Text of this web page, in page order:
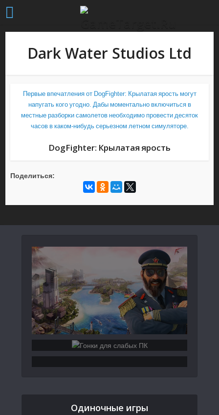
Dark Water Studios Ltd
Первые впечатления от DogFighter: Крылатая ярость могут
напугать кого угодно. Дабы моментально включиться в
местные разборки самолетов необходимо провести десяток
часов в каком-нибудь серьезном летном симуляторе.
DogFighter: Крылатая ярость
Поделиться:
Одиночные игры